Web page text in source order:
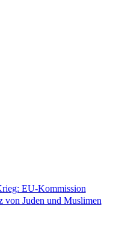
EU-Kommission
von Juden und Muslimen